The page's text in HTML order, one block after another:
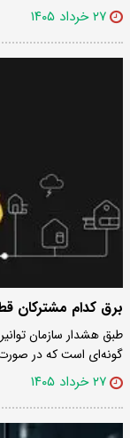
۲۷ خرداد ۱۴۰۵
برق کدام مشترکان
طبق هشدار سازمان
گونه‌ای است که در
۲۷ خرداد ۱۴۰۵